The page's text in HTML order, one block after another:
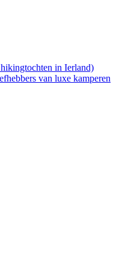
in Ierland)
van luxe kamperen